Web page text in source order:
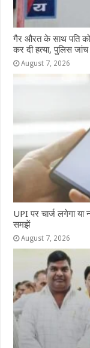
गैर औरत के साथ पति
कर दी हत्या, पुलिस
August 7, 2026
UPI पर चार्ज लगेगा
समझें
August 7, 2026